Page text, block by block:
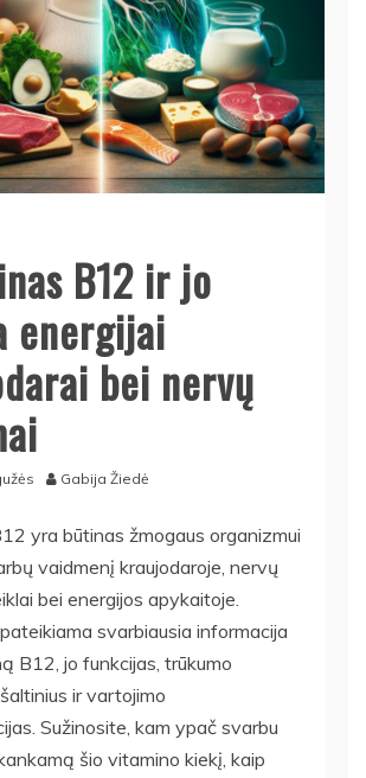
B12 ir jo
energijai
bei nervų
Gabija Žiedė
yra būtinas žmogaus organizmui
vaidmenį kraujodaroje, nervų
bei energijos apykaitoje.
svarbiausia informacija
B12, jo funkcijas, trūkumo
ir vartojimo
Sužinosite, kam ypač svarbu
šio vitamino kiekį, kaip